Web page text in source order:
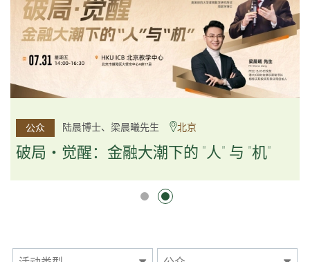
公众 杨文斌先生、邱良弼先生 广州
逻辑×算法：重塑资产配置内核
逻辑×算法：重塑资产配置内核
公众 陆晨博士、梁晨曦先生 北京
破局・觉醒：金融大潮下的 "人" 与 "机"